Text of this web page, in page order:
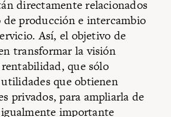
directamente relacionados
de producción e intercambio
Así, el objetivo de
transformar la visión
que sólo
que obtienen
privados, para ampliarla de
importante